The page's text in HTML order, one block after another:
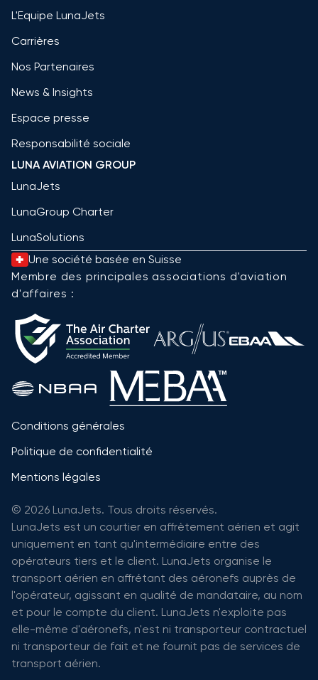
L'Equipe LunaJets
Carrières
Nos Partenaires
News & Insights
Espace presse
Responsabilité sociale
LUNA AVIATION GROUP
LunaJets
LunaGroup Charter
LunaSolutions
Une société basée en Suisse
Membre des principales associations d'aviation
d'affaires :
Conditions générales
Politique de confidentialité
Mentions légales
© 2026 LunaJets. Tous droits réservés.
LunaJets est un courtier en affrètement aérien et agit
uniquement en tant qu'intermédiaire entre des
opérateurs tiers et le client. LunaJets organise le
transport aérien en affrétant des aéronefs auprès de
l'opérateur, agissant en qualité de mandataire, au nom
et pour le compte du client. LunaJets n'exploite pas
elle-même d'aéronefs, n'est ni transporteur contractuel
ni transporteur de fait et ne fournit pas de services de
transport aérien.